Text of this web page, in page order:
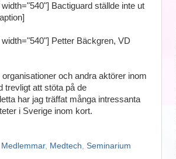
Bactiguard ställde inte ut
Petter Bäckgren, VD
och andra aktörer inom
trevligt att stöta på de
har jag träffat många intressanta
i Sverige inom kort.
Medlemmar, Medtech, Seminarium